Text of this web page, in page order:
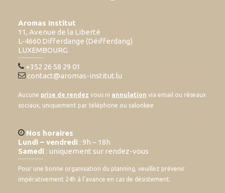
Aromas Institut
11, Avenue de la Liberté
L-4660 Differdange (Déifferdang)
LUXEMBOURG
+352 26 58 29 01
contact@aromas-institut.lu
Aucune prise de rendez vous ni annulation via email ou réseaux
sociaux, uniquement par téléphone ou salonkee
Nos horaires
Lundi – vendredi : 9h – 18h
Samedi : uniquement sur rendez-vous
Pour une bonne organisation du planning, veuillez prévenir
impérativement 24h à l’avance en cas de désistement.